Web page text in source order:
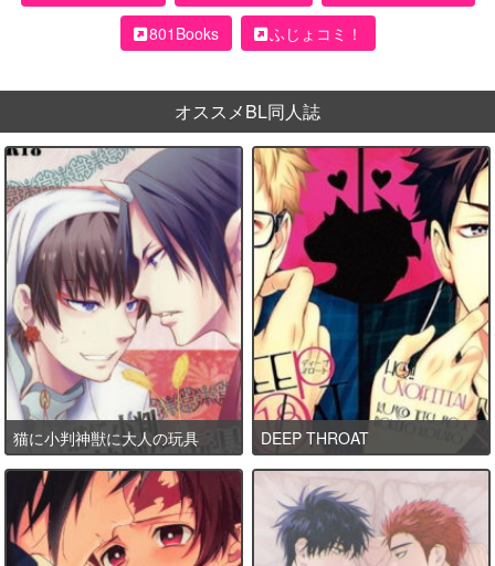
801Books
ふじょコミ！
オススメBL同人誌
猫に小判神獣に大人の玩具 DEEP THROAT